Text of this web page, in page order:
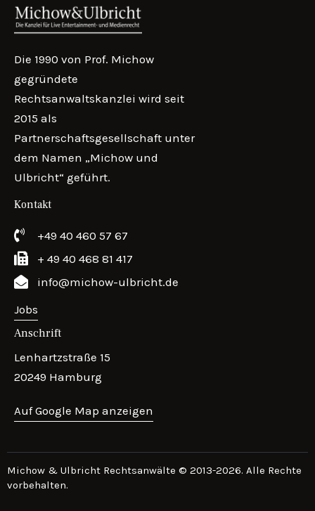
Die 1990 von Prof. Michow
gegründete
Rechtsanwaltskanzlei wird seit
2015 als
Partnerschaftsgesellschaft unter
dem Namen „Michow und
Ulbricht“ geführt.
Kontakt
+49 40 460 57 67
+ 49 40 468 81 417
info@michow-ulbricht.de
Jobs
Anschrift
Lenhartzstraße 15
20249 Hamburg
Auf Google Map anzeigen
Michow & Ulbricht Rechtsanwälte © 2013-2026. Alle Rechte
vorbehalten.